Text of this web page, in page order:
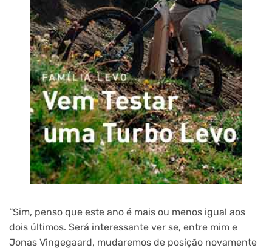
“Sim, penso que este ano é mais ou menos igual aos
dois últimos. Será interessante ver se, entre mim e
Jonas Vingegaard, mudaremos de posição novamente